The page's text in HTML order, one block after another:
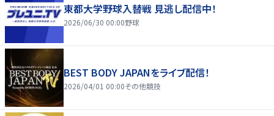
東都大学野球入替戦 見逃し配信中！
2026/06/30 00:00野球
BEST BODY JAPANをライブ配信！
2026/04/01 00:00その他競技